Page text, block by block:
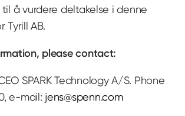
å vurdere deltakelse i denne
Tyrill AB.
please contact:
SPARK Technology A/S. Phone
e-mail: jens@spenn.com